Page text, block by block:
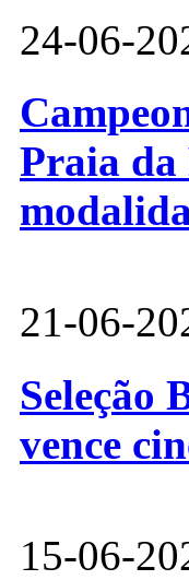
24-06-
Praia da
21-06-
Seleção
vence
15-06-